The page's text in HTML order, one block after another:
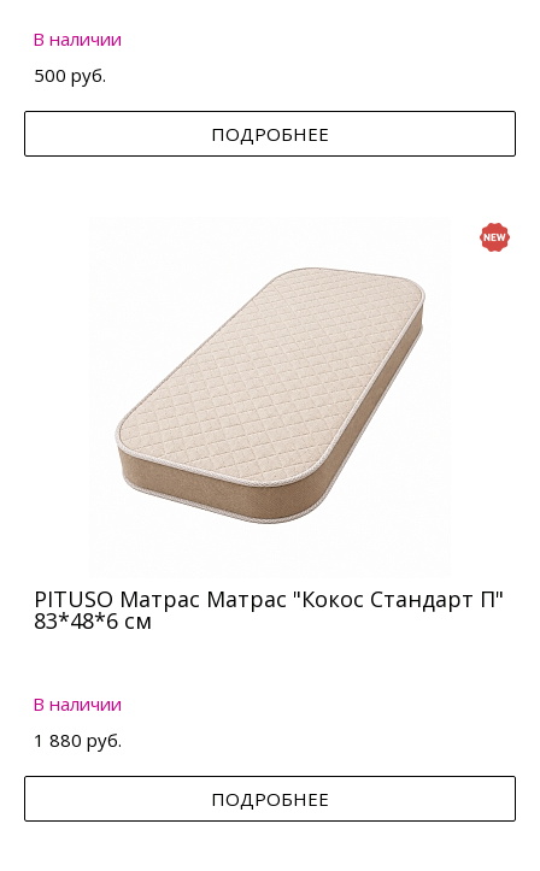
В наличии
500 руб.
ПОДРОБНЕЕ
PITUSO Матрас Матрас "Кокос Стандарт П"
83*48*6 см
В наличии
1 880 руб.
ПОДРОБНЕЕ